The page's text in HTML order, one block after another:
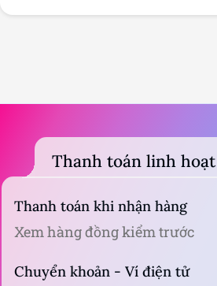
Thanh toán linh hoạt
Thanh toán khi nhận hàng
Xem hàng đồng kiểm trước
Chuyển khoản - Ví điện tử